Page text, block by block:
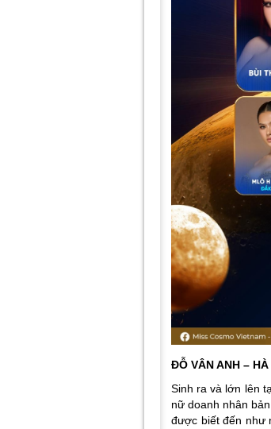
ĐỖ VÂN ANH – HÀ
Sinh ra và lớn lên
nữ doanh nhân
được biết đến như